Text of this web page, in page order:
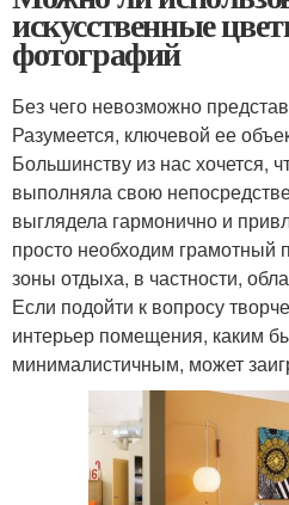
искусственные
фотографий
Без чего невозможно
Разумеется, ключевой ее
Большинству из нас хочется,
выполняла свою
выглядела гармонично и
просто необходим грамотный
зоны отдыха, в частности,
Если подойти к вопросу
интерьер помещения, каким
минималистичным, может